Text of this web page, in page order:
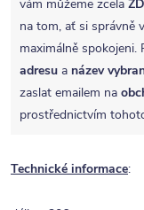
vám můžeme zcela
na tom, ať si správně
maximálně
adresu a název
zaslat emailem na
prostřednictvím
Technické informace: